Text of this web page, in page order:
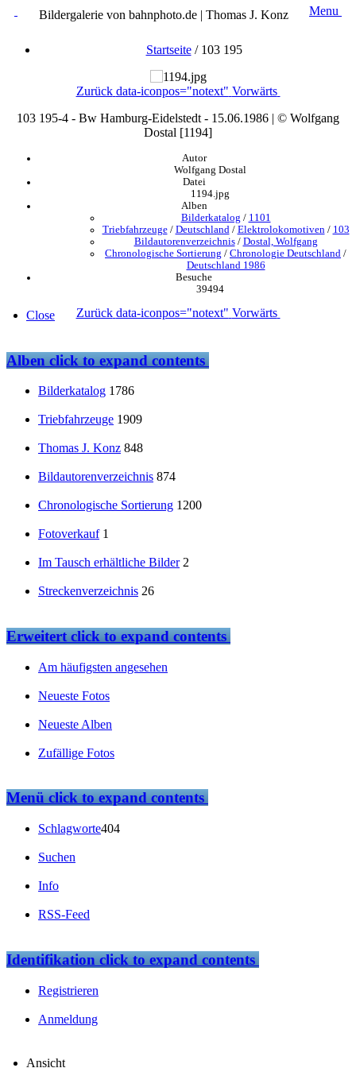
Bildergalerie von bahnphoto.de | Thomas J. Konz Menu
Startseite/ 103 195
Zurück data-iconpos="notext" Vorwärts
103 195-4 - Bw Hamburg-Eidelstedt - 15.06.1986 | © Wolfgang
Dostal [1194]
Autor
Wolfgang Dostal
Datei
1194.jpg
Alben
Bilderkatalog / 1101
Triebfahrzeuge/ Deutschland/ Elektrolokomotiven/ 103
Bildautorenverzeichnis/ Dostal, Wolfgang
Chronologische Sortierung / Chronologie Deutschland /
Deutschland 1986
Besuche
39494
Zurück data-iconpos="notext" Vorwärts
Close
Albenclick to expand contents
Bilderkatalog 1786
Triebfahrzeuge 1909
Thomas J. Konz 848
Bildautorenverzeichnis 874
Chronologische Sortierung 1200
Fotoverkauf 1
Im Tausch erhältliche Bilder 2
Streckenverzeichnis 26
Erweitertclick to expand contents
Am häufigsten angesehen
Neueste Fotos
Neueste Alben
Zufällige Fotos
Menüclick to expand contents
Schlagworte404
Suchen
Info
RSS-Feed
Identifikationclick to expand contents
Registrieren
Anmeldung
Ansicht